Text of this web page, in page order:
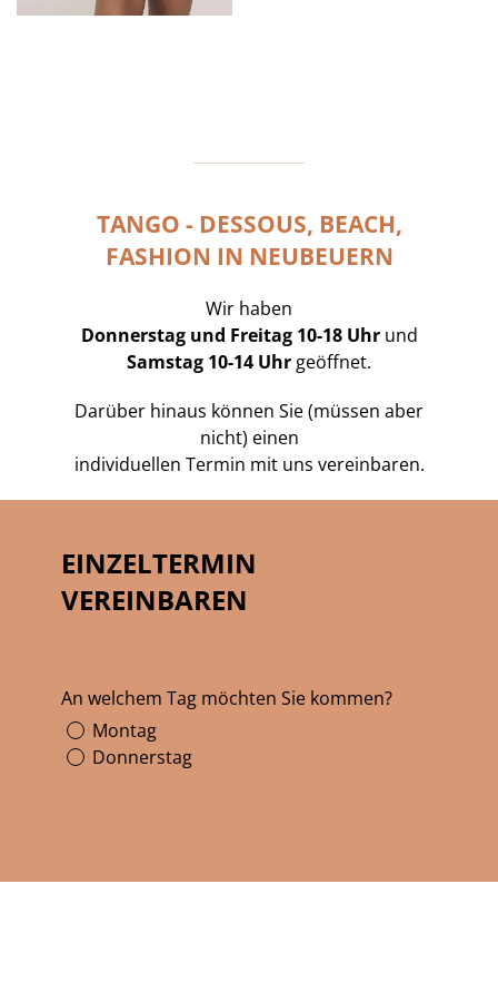
TANGO - DESSOUS, BEACH,
FASHION IN NEUBEUERN
Wir haben
Donnerstag und Freitag 10-18 Uhrund
Samstag 10-14 Uhr geöffnet.
Darüber hinaus können Sie (müssen aber
nicht) einen
individuellen Termin mit uns vereinbaren.
EINZELTERMIN
VEREINBAREN
An welchem Tag möchten Sie kommen?
Montag
Donnerstag